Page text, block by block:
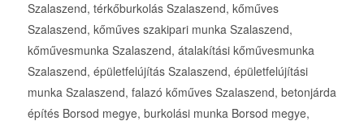
Szalaszend, térkőburkolás Szalaszend, kőműves
Szalaszend, kőműves szakipari munka Szalaszend,
kőművesmunka Szalaszend, átalakítási kőművesmunka
Szalaszend, épületfelújítás Szalaszend, épületfelújítási
munka Szalaszend, falazó kőműves Szalaszend, betonjárda
építés Borsod megye, burkolási munka Borsod megye,